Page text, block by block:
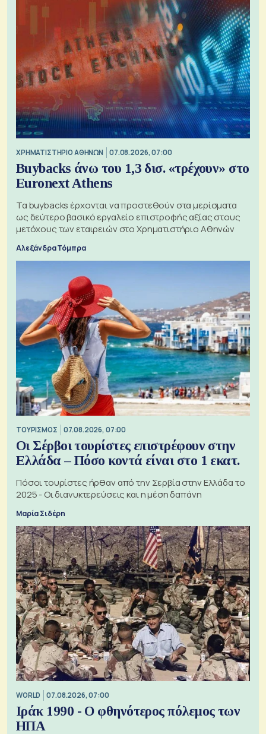
XΡΗΜΑΤΙΣΤΗΡΙΟ ΑΘΗΝΩΝ 07.08.2026, 07:00
Buybacks άνω του 1,3 δισ. «τρέχουν» στο
Euronext Athens
Τα buybacks έρχονται να προστεθούν στα μερίσματα
ως δεύτερο βασικό εργαλείο επιστροφής αξίας στους
μετόχους των εταιρειών στο Χρηματιστήριο Αθηνών
Αλεξάνδρα Τόμπρα
ΤΟΥΡΙΣΜΟΣ 07.08.2026, 07:00
Οι Σέρβοι τουρίστες επιστρέφουν στην
Ελλάδα – Πόσο κοντά είναι στο 1 εκατ.
Πόσοι τουρίστες ήρθαν από την Σερβία στην Ελλάδα το
2025 - Οι διανυκτερεύσεις και η μέση δαπάνη
Μαρία Σιδέρη
WORLD 07.08.2026, 07:00
Ιράκ 1990 - Ο φθηνότερος πόλεμος των
ΗΠΑ